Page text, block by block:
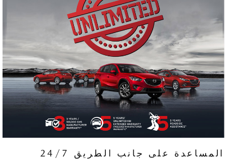
المساعدة على جانب الطريق 24/7